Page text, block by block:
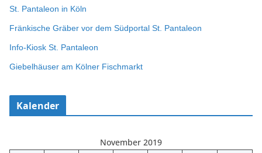
St. Pantaleon in Köln
Fränkische Gräber vor dem Südportal St. Pantaleon
Info-Kiosk St. Pantaleon
Giebelhäuser am Kölner Fischmarkt
Kalender
November 2019